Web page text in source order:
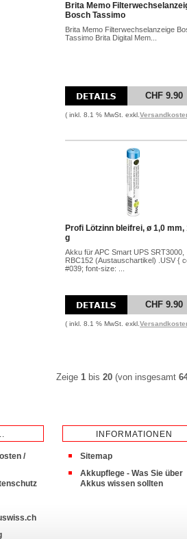
Brita Memo
Bosch Tassimo
Brita Memo Filterwechselanzeige
Tassimo Brita Digital Mem...
CHF 9.90
( inkl. 8.1 % MwSt. exkl.
Profi Lötzinn bleifrei, ø 1,0 mm,
g
Akku für APC Smart UPS SRT3000,
RBC152 (Austauschartikel) .USV {
#039; font-size: ...
CHF 9.90
( inkl. 8.1 % MwSt. exkl.
Zeige 1 bis 20 (von insgesamt
/
INFORMATIONEN
Sitemap
Akkupflege - Was Sie über
Akkus wissen sollten